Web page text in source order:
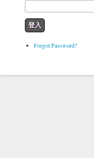
Forgot Password?